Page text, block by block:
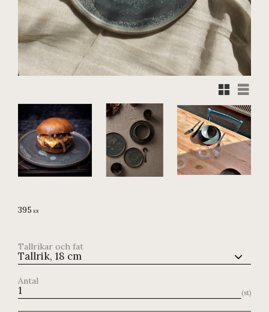
Rutnätsvy
Listvy
395 KR
Tallrikar och fat
Antal
st